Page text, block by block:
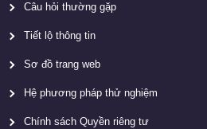
Câu hỏi thường gặp
Tiết lộ thông tin
Sơ đồ trang web
Hệ phương pháp thử nghiệm
Chính sách Quyền riêng tư